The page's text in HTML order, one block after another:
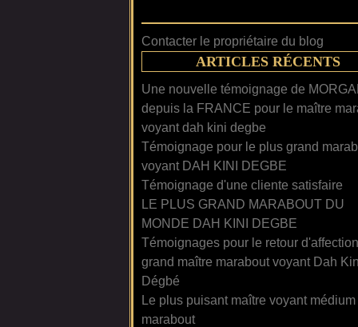
Contacter le propriétaire du blog
ARTICLES RÉCENTS
Une nouvelle témoignage de
depuis la FRANCE pour le maître
voyant dah kini degbe
Témoignage pour le plus grand
voyant DAH KINI DEGBE
Témoignage d'une cliente satisfaire
LE PLUS GRAND MARABOUT DU
MONDE DAH KINI DEGBE
Témoignages pour le retour
grand maître marabout voyant Dah
Dégbé
Le plus puisant maître voyant médium
marabout